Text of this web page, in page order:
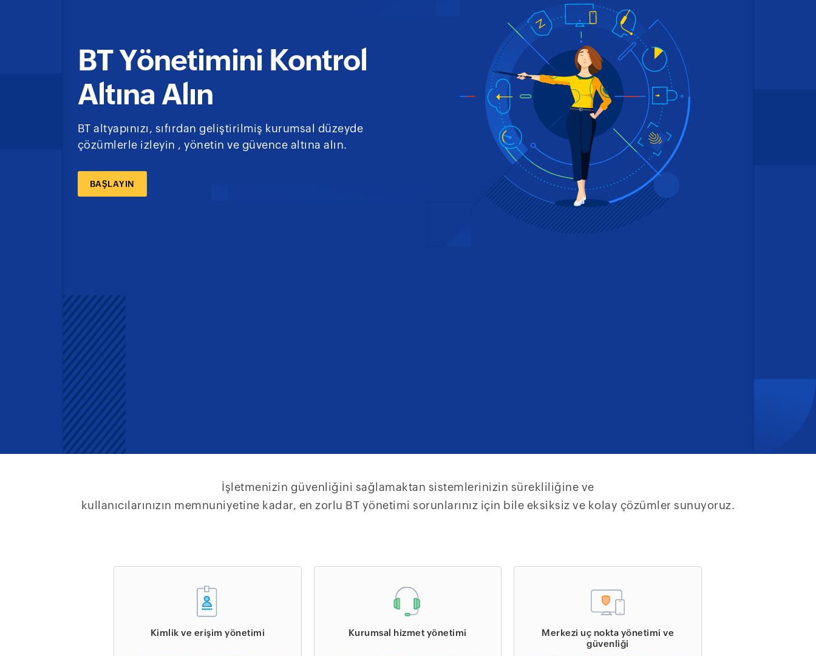
BT Yönetimini Kontrol
Altına Alın
BT altyapınızı, sıfırdan geliştirilmiş kurumsal düzeyde
çözümlerle izleyin , yönetin ve güvence altına alın.
BAŞLAYIN
İşletmenizin güvenliğini sağlamaktan sistemlerinizin sürekliliğine ve
kullanıcılarınızın memnuniyetine kadar, en zorlu BT yönetimi sorunlarınız için bile eksiksiz ve kolay çözümler sunuyoruz.
Kimlik ve erişim yönetimi Kurumsal hizmet yönetimi
Merkezi uç nokta yönetimi ve
güvenliği